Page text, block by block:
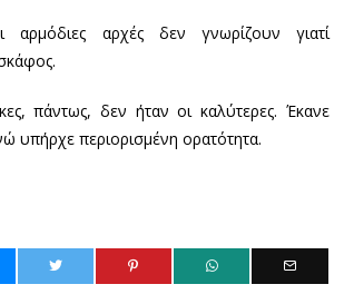
αρμόδιες αρχές δεν γνωρίζουν γιατί
πάντως, δεν ήταν οι καλύτερες. Έκανε
υπήρχε περιορισμένη ορατότητα.